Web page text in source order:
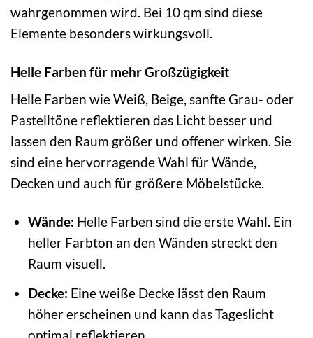
wahrgenommen wird. Bei 10 qm sind diese
Elemente besonders wirkungsvoll.
Helle Farben für mehr Großzügigkeit
Helle Farben wie Weiß, Beige, sanfte Grau- oder
Pastelltöne reflektieren das Licht besser und
lassen den Raum größer und offener wirken. Sie
sind eine hervorragende Wahl für Wände,
Decken und auch für größere Möbelstücke.
Wände: Helle Farben sind die erste Wahl. Ein
heller Farbton an den Wänden streckt den
Raum visuell.
Decke: Eine weiße Decke lässt den Raum
höher erscheinen und kann das Tageslicht